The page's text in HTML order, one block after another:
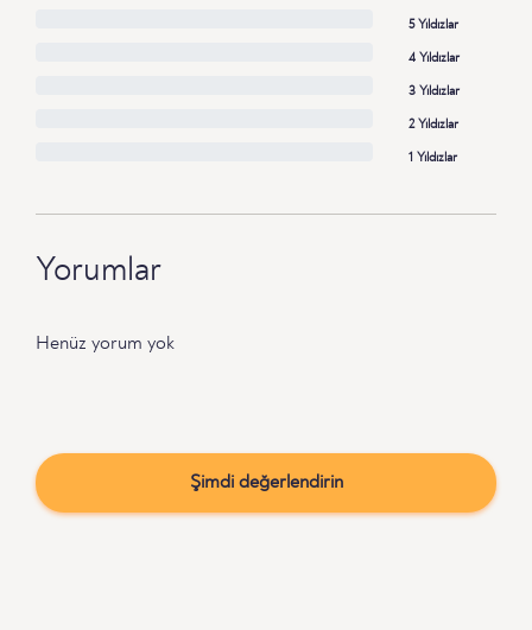
5 Yıldızlar
4 Yıldızlar
3 Yıldızlar
2 Yıldızlar
1 Yıldızlar
Yorumlar
Henüz yorum yok
Şimdi değerlendirin